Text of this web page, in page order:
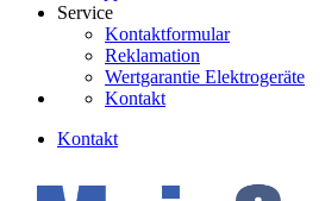
Service
Kontaktformular
Reklamation
Wertgarantie Elektrogeräte
Kontakt
Kontakt